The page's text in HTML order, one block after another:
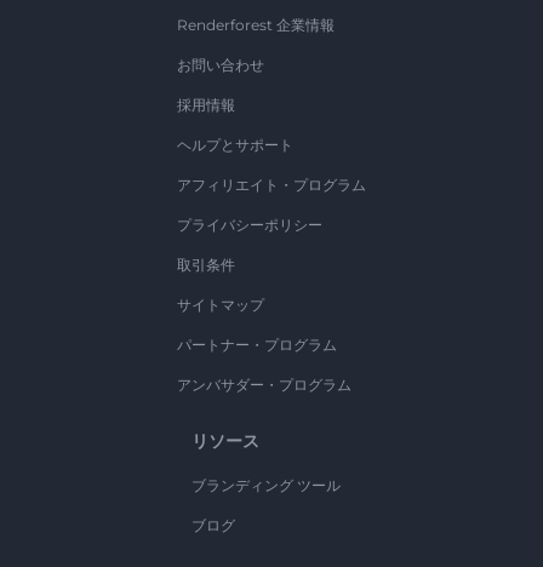
Renderforest 企業情報
お問い合わせ
採用情報
ヘルプとサポート
アフィリエイト・プログラム
プライバシーポリシー
取引条件
サイトマップ
パートナー・プログラム
アンバサダー・プログラム
リソース
ブランディング ツール
ブログ